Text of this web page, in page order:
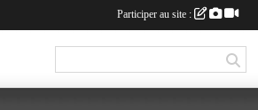
Participer au site :